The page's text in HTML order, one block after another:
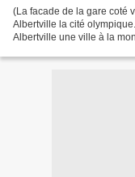
(La facade de la gare coté
Albertville la cité
Albertville une ville à la